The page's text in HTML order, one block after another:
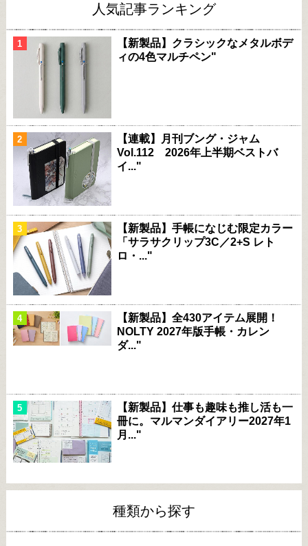
人気記事ランキング
【新製品】クラシックなメタルボデ
ィの4色マルチペン"
【連載】月刊ブング・ジャム
Vol.112 2026年上半期ベストバ
イ..."
【新製品】手帳になじむ限定カラー
「サラサクリップ3C／2+S レト
ロ・..."
【新製品】全430アイテム展開！
NOLTY 2027年版手帳・カレン
ダ..."
【新製品】仕事も趣味も推し活も一
冊に。マルマンダイアリー2027年1
月..."
種類から探す